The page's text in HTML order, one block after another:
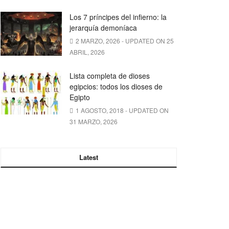
Los 7 príncipes del infierno: la
jerarquía demoníaca
2 MARZO, 2026 - UPDATED ON 25
ABRIL, 2026
Lista completa de dioses
egipcios: todos los dioses de
Egipto
1 AGOSTO, 2018 - UPDATED ON
31 MARZO, 2026
Latest